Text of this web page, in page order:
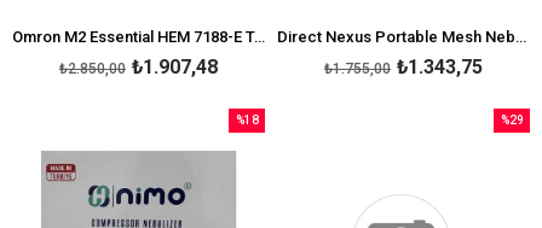
Omron M2 Essential HEM 7188-E Tansiyon Aleti
₺1.907,48
₺2.850,00
Direct Nexus Portable Mesh Nebulizatör
₺1.343,75
₺1.755,00
%18
%29